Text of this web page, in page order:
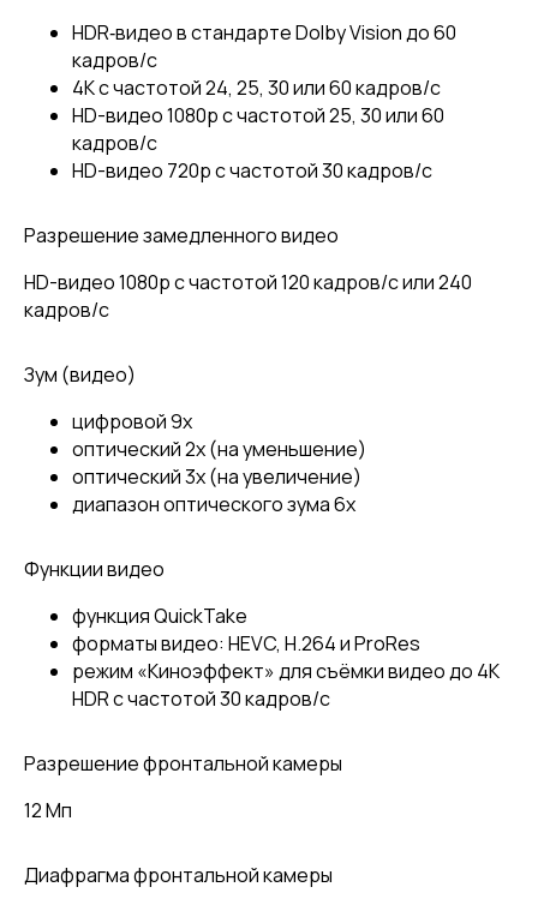
HDR‑видео в стандарте Dolby Vision до 60
кадров/ с
4K с частотой 24, 25, 30 или 60 кадров/ с
HD-видео 1080p с частотой 25, 30 или 60
кадров/ с
HD-видео 720p с частотой 30 кадров/ с
Разрешение замедленного видео
HD-видео 1080р c частотой 120 кадров/ с или 240
кадров/ с
Зум (видео)
цифровой 9х
оптический 2x (на уменьшение)
оптический 3x (на увеличение)
диапазон оптического зума 6x
Функции видео
функция QuickTake
форматы видео: HEVC, H.264 и ProRes
режим «Киноэффект» для съёмки видео до 4K
HDR с частотой 30 кадров/с
Разрешение фронтальной камеры
12 Мп
Диафрагма фронтальной камеры